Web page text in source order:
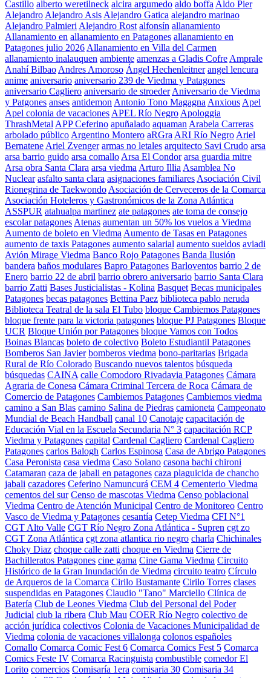
Castillo alberto weretilneck alcira argumedo aldo boffa Aldo Pier
Alejandro Alejandro Asis Alejandro Gatica alejandro marinao
Alejandro Palmieri Alejandro Rost alfonsín allanamiento
Allanamiento en allanamiento en Patagones allanamiento en
Patagones julio 2026 Allanamiento en Villa del Carmen
allanamiento inalauquen ambiente amenzas a Gladis Cofre Amprale
Anahí Bilbao Andres Amoroso Ángel Hechenleitner angel lencura
anime aniversario aniversario 239 de Viedma y Patagones
aniversario Cagliero aniversario de stroeder Aniversario de Viedma
y Patgones anses antidemon Antonio Tono Magagna Anxious Apel
Apel colonia de vacaciones APEL Río Negro Apologgia
ThrashMetal APP Ceferino apuñalado aquaman Arabela Carreras
arbolado público Argentino Montero aRGra ARI Río Negro Ariel
Bernatene Ariel Zvenger armas no letales arquitecto Savi Crudo arsa
arsa barrio guido arsa comallo Arsa El Condor arsa guardia mitre
Arsa obra Santa Clara arsa viedma Arturo Illia Asamblea No
Nuclear asfalto santa clara asignaciones familiares Asociación Civil
Rionegrina de Taekwondo Asociación de Cerveceros de la Comarca
Asociación Hoteleros y Gastronómicos de la Zona Atlántica
ASSPUR atahualpa martinez ate patagones ate toma de consejo
escolar patagones Atenas aumentan un 50% los vuelos a Viedma
Aumento de boleto en Viedma Aumento de Tasas en Patagones
aumento de taxis Patagones aumento salarial aumento sueldos aviadi
Avión Mirage Viedma Banco Rojo Patagones Banda Ilusión
bandera baños modulares Bapro Patagones Barloventos barrio 2 de
Enero barrio 22 de abril barrio obrero aniversario barrio Santa Clara
barrio Zatti Bases Justicialistas - Kolina Basquet Becas municipales
Patagones becas patagones Bettina Paez biblioteca pablo neruda
Biblioteca Teatral de la sala El Tubo bloque Cambiemos Patagones
bloque frente para la victoria patagones bloque PJ Patagones Bloque
UCR Bloque Unión por Patagones bloque Vamos con Todos
Boinas Blancas boleto de colectivo Boleto Estudiantil Patagones
Bomberos San Javier bomberos viedma bono-paritarias Brigada
Rural de Río Colorado Buscando nuevos talentos búsqueda
búsquedas CAINA calle Comodoro Rivadavia Patagones Cámara
Agraria de Conesa Cámara Criminal Tercera de Roca Cámara de
Comercio de Patagones Cambiemos Patagones Cambiemos viedma
camino a San Blas camino Salina de Piedras camioneta Campeonato
Mundial de Beach Handball canal 10 Canotaje capacitación de
Educación Vial en la Escuela Secundaria N° 3 capacitación RCP
Viedma y Patagones capital Cardenal Cagliero Cardenal Cagliero
Patagones carlos Balogh Carlos Espinosa Casa de Abrigo Patagones
Casa Peronista casa viedma Caso Solano casona bachi chironi
Catamaran caza de jabali en patagones caza plaguicida de chancho
jabali cazadores Ceferino Namuncurá CEM 4 Cementerio Viedma
cementos del sur Censo de mascotas Viedma Censo poblacional
Viedma Centro de Atención Municipal Centro de Monitoreo Centro
Vasco de Viedma y Patagones cesantía Cetep Viedma CFI N°1
CGT Alto Valle CGT Río Negro Zona Atlántica - Supren cgt zo
CGT Zona Atlántica cgt zona atlantica rio negro charla Chichinales
Choky Diaz choque calle zatti choque en Viedma Cierre de
Bachilleratos Patagones cine gama Cine Gama Viedma Circuito
Histórico de la Gran Inundación de Viedma circuito teatro Círculo
de Arqueros de la Comarca Cirilo Bustamante Cirilo Torres clases
suspendidas en Patagones Claudio "Tano" Marciello Clínica de
Batería Club de Leones Viedma Club del Personal del Poder
Judicial club la ribera Club Mau COER Río Negro colectivo de
acción jurídica colectivos Colonia de Vacaciones Municipalidad de
Viedma colonia de vacaciones villalonga colonos españoles
Comallo Comarca Comic Fest 6 Comarca Comics Fest 5 Comarca
Comics Feste IV Comarca Racinguista combustible comedor El
Lorito comercios Comisaría 1era comisaria 30 Comisaria 34